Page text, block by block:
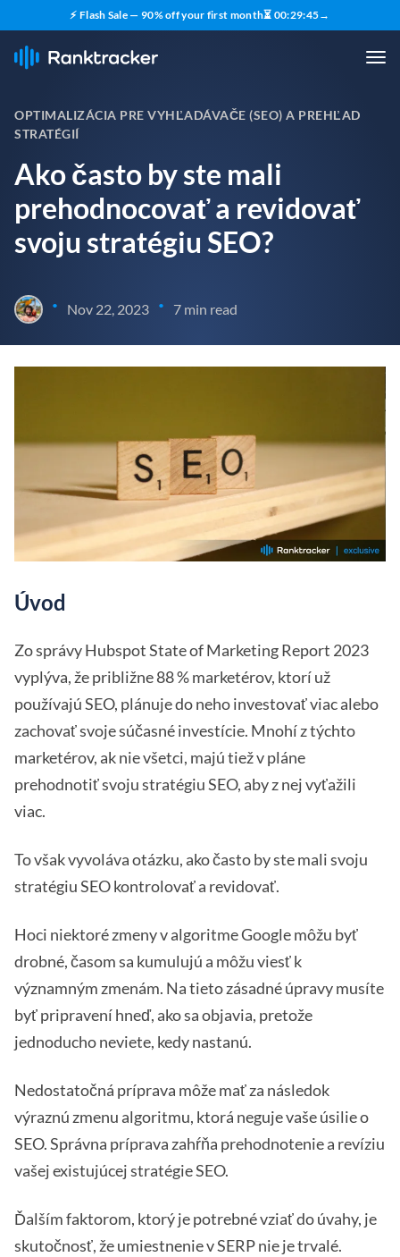
⚡ Flash Sale — 90% off your first month⏳ 00:29:44→
OPTIMALIZÁCIA PRE VYHĽADÁVAČE (SEO) A PREHĽAD
STRATÉGIÍ
Ako často by ste mali
prehodnocovať a revidovať
svoju stratégiu SEO?
• Nov 22, 2023 • 7 min read
Úvod
Zo správy Hubspot State of Marketing Report 2023
vyplýva, že približne 88 % marketérov, ktorí už
používajú SEO, plánuje do neho investovať viac alebo
zachovať svoje súčasné investície. Mnohí z týchto
marketérov, ak nie všetci, majú tiež v pláne
prehodnotiť svoju stratégiu SEO, aby z nej vyťažili
viac.
To však vyvoláva otázku, ako často by ste mali svoju
stratégiu SEO kontrolovať a revidovať.
Hoci niektoré zmeny v algoritme Google môžu byť
drobné, časom sa kumulujú a môžu viesť k
významným zmenám. Na tieto zásadné úpravy musíte
byť pripravení hneď, ako sa objavia, pretože
jednoducho neviete, kedy nastanú.
Nedostatočná príprava môže mať za následok
výraznú zmenu algoritmu, ktorá neguje vaše úsilie o
SEO. Správna príprava zahŕňa prehodnotenie a revíziu
vašej existujúcej stratégie SEO.
Ďalším faktorom, ktorý je potrebné vziať do úvahy, je
skutočnosť, že umiestnenie v SERP nie je trvalé.